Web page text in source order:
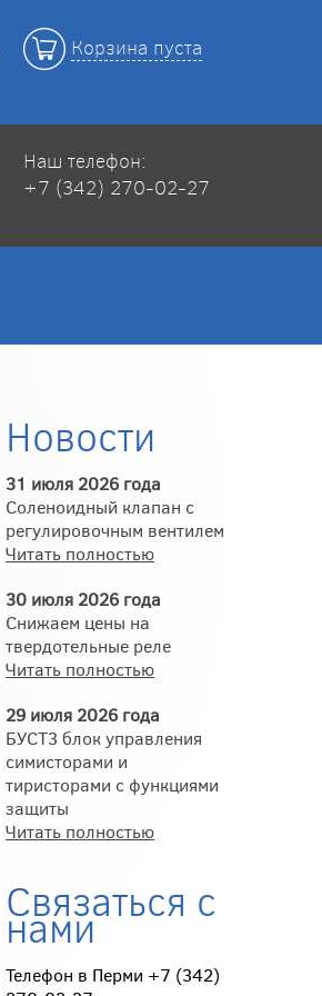
Корзина пуста
Наш телефон:
+7 (342) 270-02-27
Новости
31 июля 2026 года
Соленоидный клапан с
регулировочным вентилем
Читать полностью
30 июля 2026 года
Снижаем цены на
твердотельные реле
Читать полностью
29 июля 2026 года
БУСТ3 блок управления
симисторами и
тиристорами с функциями
защиты
Читать полностью
Связаться с
нами
Телефон в Перми +7 (342)